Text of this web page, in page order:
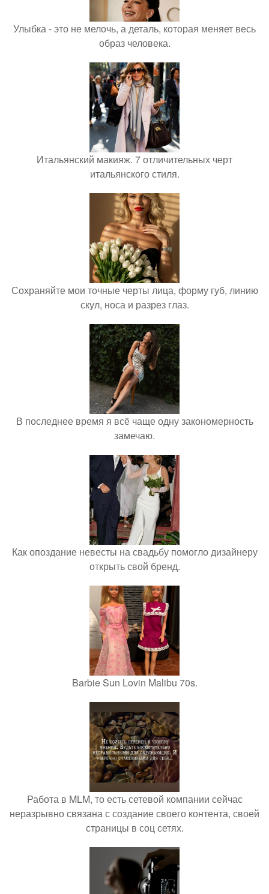
Улыбка - это не мелочь, а деталь, которая меняет весь
образ человека.
Итальянский макияж. 7 отличительных черт
итальянского стиля.
Сохраняйте мои точные черты лица, форму губ, линию
скул, носа и разрез глаз.
В последнее время я всё чаще одну закономерность
замечаю.
Как опоздание невесты на свадьбу помогло дизайнеру
открыть свой бренд.
Barbie Sun Lovin Malibu 70s.
Работа в MLM, то есть сетевой компании сейчас
неразрывно связана с создание своего контента, своей
страницы в соц сетях.